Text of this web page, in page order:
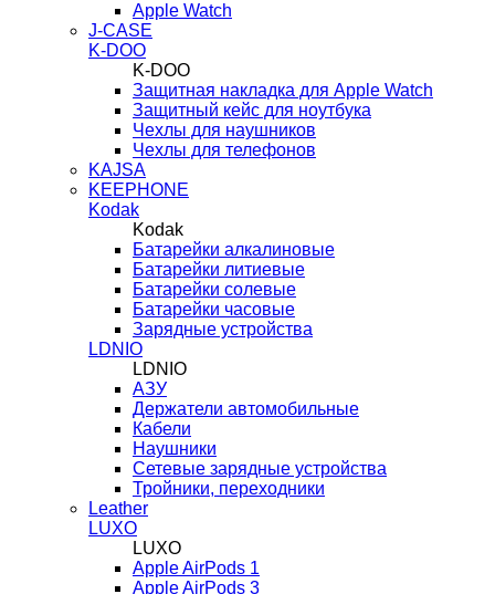
Apple Watch
J-CASE
K-DOO
K-DOO
Защитная накладка для Apple Watch
Защитный кейс для ноутбука
Чехлы для наушников
Чехлы для телефонов
KAJSA
KEEPHONE
Kodak
Kodak
Батарейки алкалиновые
Батарейки литиевые
Батарейки солевые
Батарейки часовые
Зарядные устройства
LDNIO
LDNIO
АЗУ
Держатели автомобильные
Кабели
Наушники
Сетевые зарядные устройства
Тройники, переходники
Leather
LUXO
LUXO
Apple AirPods 1
Apple AirPods 3